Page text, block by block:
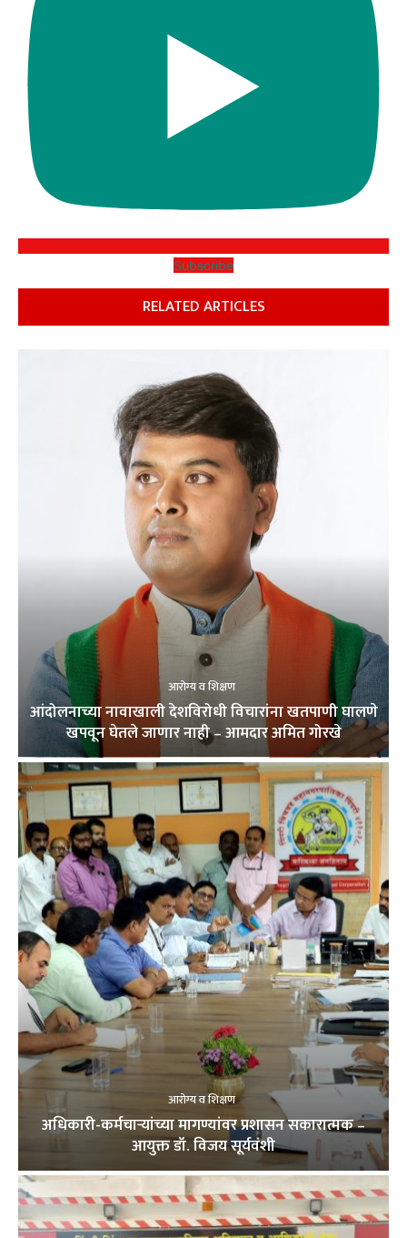
Subscribe
RELATED ARTICLES
आरोग्य व शिक्षण
आंदोलनाच्या नावाखाली देशविरोधी विचारांना खतपाणी घालणे
खपवून घेतले जाणार नाही – आमदार अमित गोरखे
आरोग्य व शिक्षण
अधिकारी-कर्मचाऱ्यांच्या मागण्यांवर प्रशासन सकारात्मक –
आयुक्त डॉ. विजय सूर्यवंशी